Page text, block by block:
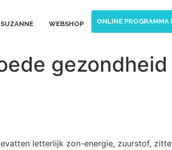
WEBSHOP ONLINE PROGRAMMA
gezondheid
letterlijk zon-energie, zuurstof,